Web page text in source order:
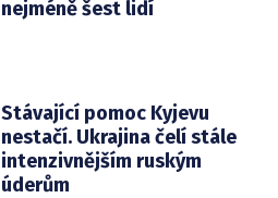
nejméně šest lidí
Stávající pomoc Kyjevu
nestačí. Ukrajina čelí stále
intenzivnějším ruským
úderům